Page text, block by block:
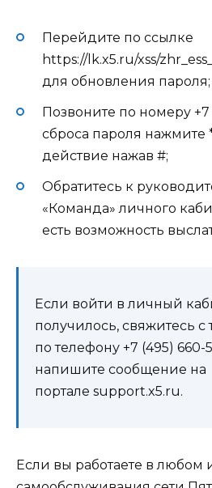
Перейдите по ссылке
https://lk.x5.ru/xss/
для обновления пароля;
Позвоните по номеру
сброса пароля нажмите
действие нажав #;
Обратитесь к
«Команда» личного
есть возможность
Если войти в личный
получилось, свяжитесь
по телефону +7 (495)
напишите сообщение на
портале support.x5.ru.
Если вы работаете в любом